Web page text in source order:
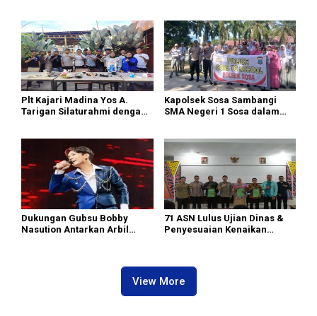
Tahun
Plt Kajari Madina Yos A.
Tarigan Silaturahmi dengan
Kapolsek Sosa Sambangi
SMA Negeri 1 Sosa dalam
Dukungan Gubsu Bobby
Nasution Antarkan Arbil
71 ASN Lulus Ujian Dinas &
Penyesuaian Kenaikan
View More